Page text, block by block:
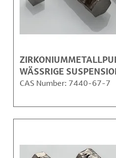
WÄSSRIGE
CAS Number: 7440-67-7